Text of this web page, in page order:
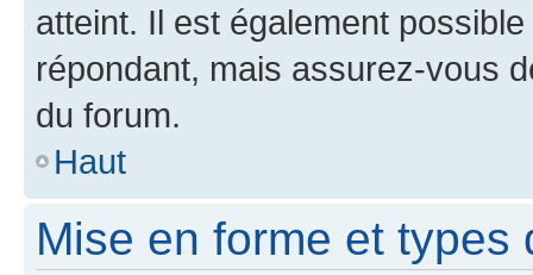
atteint. Il est également
répondant, mais assurez-vous
du forum.
Haut
Mise en forme et types